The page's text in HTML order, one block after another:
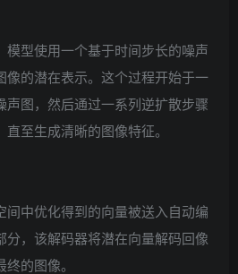
模型使用一个基于时间步长的噪声
像的潜在表示。这个过程开始于一
声图，然后通过一系列逆扩散步骤
至生成清晰的图像特征。
间中优化得到的向量被送入自动编
分，该解码器将潜在向量解码回像
的图像。